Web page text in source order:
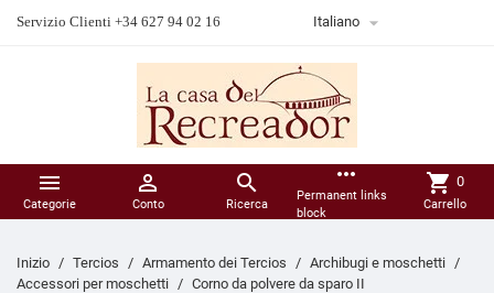
Servizio Clienti +34 627 94 02 16 Italiano 

Categorie

Conto

Ricerca
more_horiz
Permanent links
block
shopping_cart 0
Carrello
Inizio Tercios Armamento dei Tercios
Archibugi e moschetti
Accessori per moschetti
Corno da polvere da sparo II